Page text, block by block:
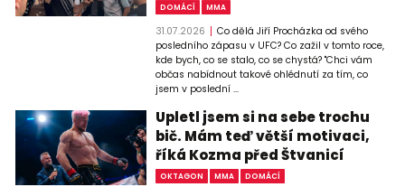
DOMÁCÍ MMA
31.07.2026
Co dělá Jiří Procházka od svého
posledního zápasu v UFC? Co zažil v tomto roce,
kde bych, co se stalo, co se chystá? "Chci vám
občas nabídnout takové ohlédnutí za tím, co
jsem v poslední ...
Upletl jsem si na sebe trochu
bič. Mám teď větší motivaci,
říká Kozma před Štvanicí
OKTAGON MMA DOMÁCÍ